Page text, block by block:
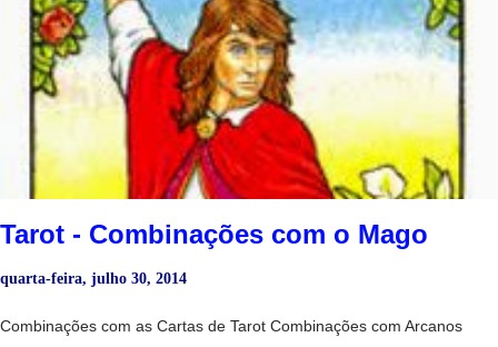
foco. - Mulher sábia que dá passos ousados no amor​​. - Portas abertas
da iluminação espiritual, mas deve tomar cuidado para não se perder
em fantasias. - Pode representar uma mulher imprudente e
excessivamente idealista e sonhadora. - Amor que não se expressa e
que finalmente se liberta. - Relação passageira. - No dinheiro, cuidado
com suas economias, possível desperdício de...
Tarot - Combinações com o Mago
quarta-feira, julho 30, 2014
Combinações com as Cartas de Tarot Combinações com Arcanos